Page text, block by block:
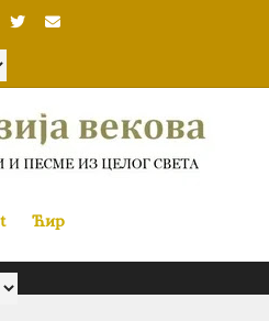
« Ћир